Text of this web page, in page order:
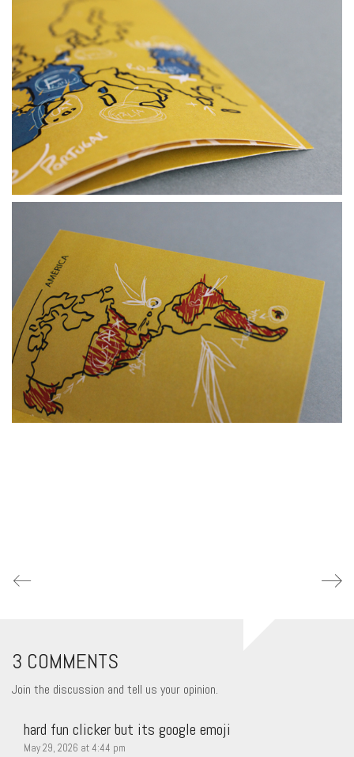
3 COMMENTS
Join the discussion and tell us your opinion.
hard fun clicker but its google emoji
May 29, 2026 at 4:44 pm